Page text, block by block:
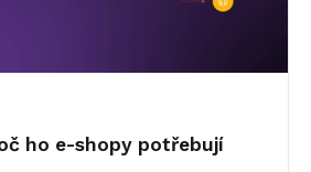
ho e-shopy potřebují